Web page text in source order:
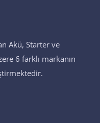
Akü, Starter ve
6 farklı markanın